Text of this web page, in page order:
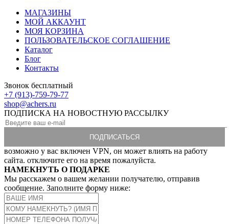
МАГАЗИНЫ
МОЙ АККАУНТ
МОЯ КОРЗИНА
ПОЛЬЗОВАТЕЛЬСКОЕ СОГЛАШЕНИЕ
Каталог
Блог
Контакты
Звонок бесплатный
+7 (913)-759-79-77
shop@achers.ru
ПОДПИСКА НА НОВОСТНУЮ РАССЫЛКУ
возможно у вас включен VPN, он может влиять на работу
сайта. отключите его на время пожалуйста.
НАМЕКНУТЬ О ПОДАРКЕ
Мы расскажем о вашем желании получателю, отправив
сообщение. Заполните форму ниже: